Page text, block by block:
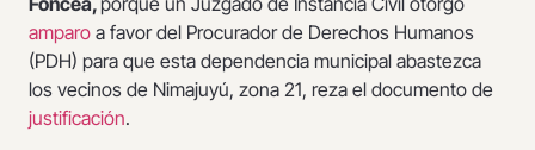
amparo a favor del Procurador de Derechos Humanos
(PDH) para que esta dependencia municipal abastezca
los vecinos de Nimajuyú, zona 21, reza el documento de
justificación.